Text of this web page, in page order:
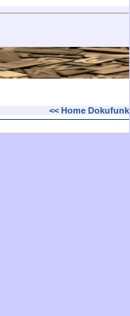
<< Home Dokufunk